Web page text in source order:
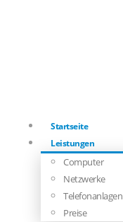
Startseite
Leistungen
Computer
Netzwerke
Telefonanlagen
Preise